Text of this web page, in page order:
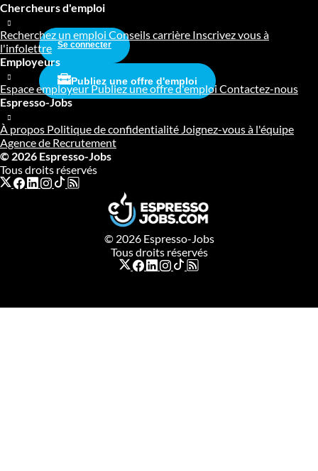
Se connecter
Publiez une offre d'emploi
Chercheurs d'emploi
Recherchez un emploi Conseils carrière Inscrivez vous à
l'infolettre
Employeurs
Espace employeurPubliez une offre d'emploi Contactez-nous
Espresso-Jobs
À propos Politique de confidentialité Joignez-vous à l'équipe
Agence de Recrutement
© 2026 Espresso-Jobs
Tous droits réservés
© 2026 Espresso-Jobs
Tous droits réservés